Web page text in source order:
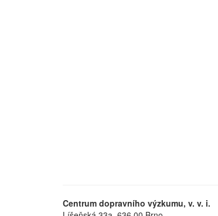
Centrum dopravního výzkumu, v. v. i.